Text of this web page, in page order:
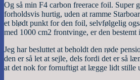
Og så min F4 carbon freerace foil. Super
forholdsvis hurtig, uden at ramme
et blødt punkt for den foil, selvfølgelig
med 1000 cm2 frontvinge, er den bestemt
Jeg har besluttet at beholdt den røde
den er så let at sejle, dels fordi det er så
at det nok for fornuftigt at lægge lidt stille